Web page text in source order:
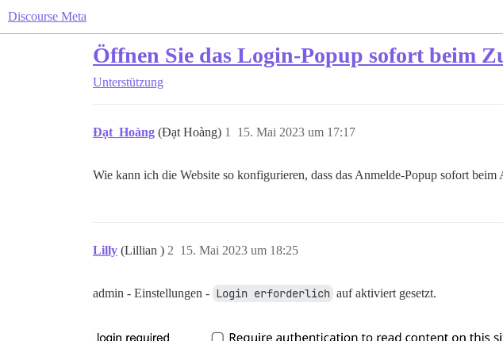
Discourse Meta
Öffnen Sie das Login-Popup sofort beim
Unterstützung
Đạt_Hoàng (Đạt Hoàng) 15. Mai 2023 um 17:17
1
Wie kann ich die Website so konfigurieren, dass das Anmelde-Popup sofort
Lilly (Lillian ) 15. Mai 2023 um 18:25
2
admin - Einstellungen - Login erforderlich auf aktiviert gesetzt.